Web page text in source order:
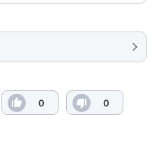
0 0